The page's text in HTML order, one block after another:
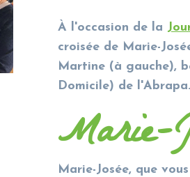
À l'occasion de la
croisée de Marie-
Martine (à gauche),
Domicile) de l'Abrapa.
Marie-
Marie-Josée, que